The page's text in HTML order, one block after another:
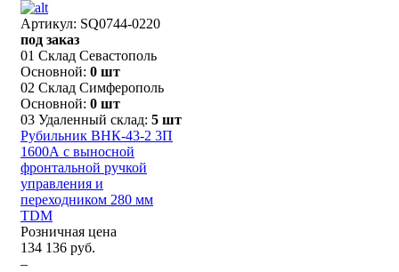
Артикул: SQ0744-0220
под заказ
01 Склад Севастополь
Основной: 0 шт
02 Склад Симферополь
Основной: 0 шт
03 Удаленный склад: 5 шт
Рубильник ВНК-43-2 3П
1600А с выносной
фронтальной ручкой
управления и
переходником 280 мм
TDM
Розничная цена
134 136 руб.
–